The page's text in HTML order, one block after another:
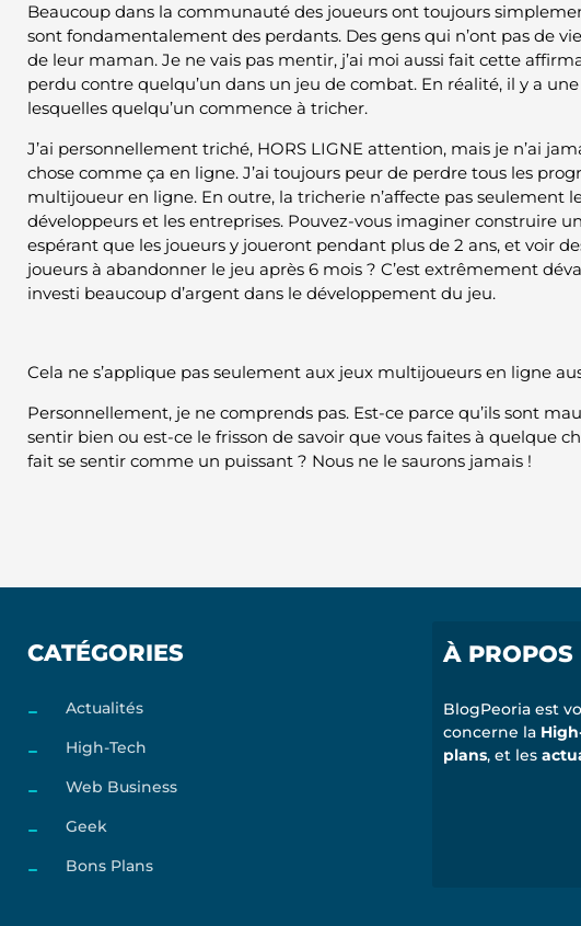
Beaucoup dans la communauté des joueurs ont toujours
sont fondamentalement des perdants. Des gens qui n’ont pas de
de leur maman. Je ne vais pas mentir, j’ai moi aussi fait cette
perdu contre quelqu’un dans un jeu de combat. En réalité, il y a
lesquelles quelqu’un commence à tricher.
J’ai personnellement triché, HORS LIGNE attention, mais je n’ai
chose comme ça en ligne. J’ai toujours peur de perdre tous les
multijoueur en ligne. En outre, la tricherie n’affecte pas seulement
développeurs et les entreprises. Pouvez-vous imaginer construire
espérant que les joueurs y joueront pendant plus de 2 ans, et voir
joueurs à abandonner le jeu après 6 mois ? C’est extrêmement
investi beaucoup d’argent dans le développement du jeu.
Cela ne s’applique pas seulement aux jeux multijoueurs en ligne
Personnellement, je ne comprends pas. Est-ce parce qu’ils sont
sentir bien ou est-ce le frisson de savoir que vous faites à quelque
fait se sentir comme un puissant ? Nous ne le saurons jamais !
CATÉGORIES
Actualités
High-Tech
Web Business
Geek
Bons Plans
À PROPOS
BlogPeoria est
concerne la
plans, et les